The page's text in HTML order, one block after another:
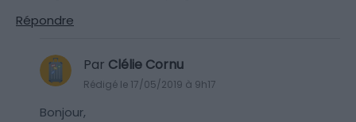
Répondre
Par Clélie Cornu
Rédigé le 17/05/2019 à 9h17
Bonjour,